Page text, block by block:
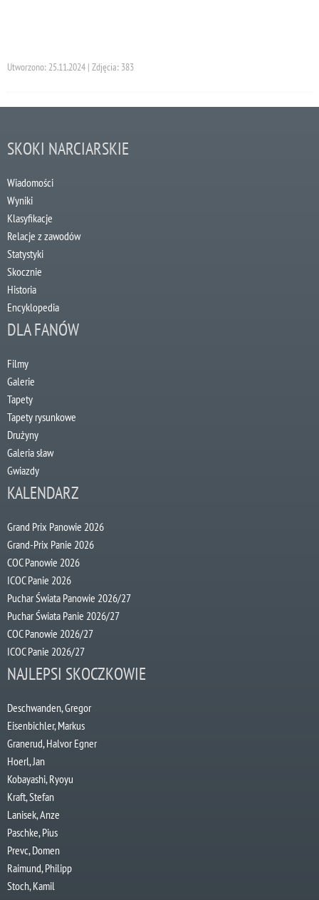
Utworzono: 25.11.2024 | Zdjęcia: 383
SKOKI NARCIARSKIE
Wiadomości
Wyniki
Klasyfikacje
Relacje z zawodów
Statystyki
Skocznie
Historia
Encyklopedia
DLA FANÓW
Filmy
Galerie
Tapety
Tapety rysunkowe
Drużyny
Galeria sław
Gwiazdy
KALENDARZ
Grand Prix Panowie 2026
Grand-Prix Panie 2026
COC Panowie 2026
ICOC Panie 2026
Puchar Świata Panowie 2026/27
Puchar Świata Panie 2026/27
COC Panowie 2026/27
ICOC Panie 2026/27
NAJLEPSI SKOCZKOWIE
Deschwanden, Gregor
Eisenbichler, Markus
Granerud, Halvor Egner
Hoerl, Jan
Kobayashi, Ryoyu
Kraft, Stefan
Lanisek, Anze
Paschke, Pius
Prevc, Domen
Raimund, Philipp
Stoch, Kamil